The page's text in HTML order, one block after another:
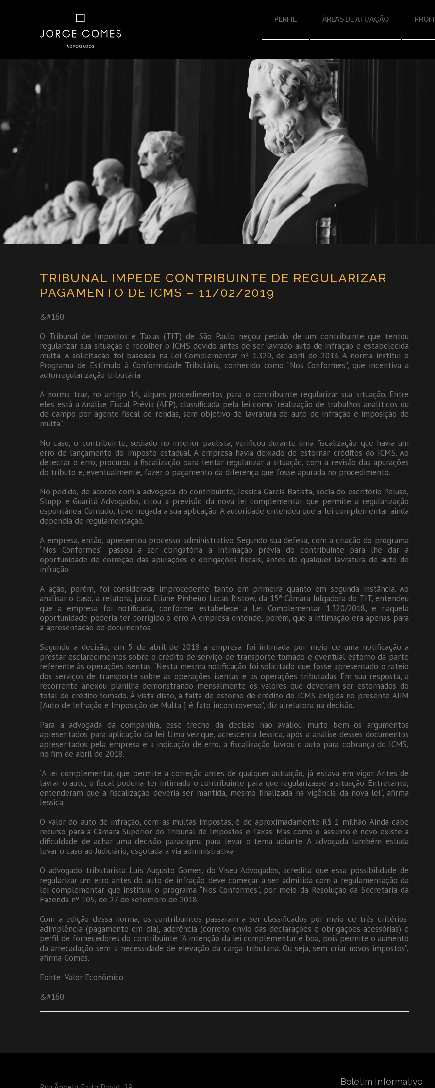
PERFIL ÁREAS DE ATUAÇÃO
TRIBUNAL IMPEDE CONTRIBUINTE DE REGULARIZAR
PAGAMENTO DE ICMS – 11/02/2019
&#160
O Tribunal de Impostos e Taxas (TIT) de São Paulo negou pedido de um contribuinte que tentou
regularizar sua situação e recolher o ICMS devido antes de ser lavrado auto de infração e estabelecida
multa. A solicitação foi baseada na Lei Complementar nº 1.320, de abril de 2018. A norma institui o
Programa de Estímulo à Conformidade Tributária, conhecido como “Nos Conformes”, que incentiva a
autorregularização tributária.
A norma traz, no artigo 14, alguns procedimentos para o contribuinte regularizar sua situação. Entre
eles está a Análise Fiscal Prévia (AFP), classificada pela lei como “realização de trabalhos analíticos ou
de campo por agente fiscal de rendas, sem objetivo de lavratura de auto de infração e imposição de
multa”.
No caso, o contribuinte, sediado no interior paulista, verificou durante uma fiscalização que havia um
erro de lançamento do imposto estadual. A empresa havia deixado de estornar créditos do ICMS. Ao
detectar o erro, procurou a fiscalização para tentar regularizar a situação, com a revisão das apurações
do tributo e, eventualmente, fazer o pagamento da diferença que fosse apurada no procedimento.
No pedido, de acordo com a advogada do contribuinte, Jessica Garcia Batista, sócia do escritório Peluso,
Stupp e Guaritá Advogados, citou a previsão da nova lei complementar que permite a regularização
espontânea. Contudo, teve negada a sua aplicação. A autoridade entendeu que a lei complementar ainda
dependia de regulamentação.
A empresa, então, apresentou processo administrativo. Segundo sua defesa, com a criação do programa
“Nos Conformes” passou a ser obrigatória a intimação prévia do contribuinte para lhe dar a
oportunidade de correção das apurações e obrigações fiscais, antes de qualquer lavratura de auto de
infração.
A ação, porém, foi considerada improcedente tanto em primeira quanto em segunda instância. Ao
analisar o caso, a relatora, juíza Eliane Pinheiro Lucas Ristow, da 15ª Câmara Julgadora do TIT, entendeu
que a empresa foi notificada, conforme estabelece a Lei Complementar 1.320/2018, e naquela
oportunidade poderia ter corrigido o erro. A empresa entende, porém, que a intimação era apenas para
a apresentação de documentos.
Segundo a decisão, em 5 de abril de 2018 a empresa foi intimada por meio de uma notificação a
prestar esclarecimentos sobre o crédito de serviço de transporte tomado e eventual estorno da parte
referente às operações isentas. “Nesta mesma notificação foi solicitado que fosse apresentado o rateio
dos serviços de transporte sobre as operações isentas e as operações tributadas. Em sua resposta, a
recorrente anexou planilha demonstrando mensalmente os valores que deveriam ser estornados do
total do crédito tomado. À vista disto, a falta de estorno de crédito do ICMS exigida no presente AIIM
[Auto de Infração e Imposição de Multa ] é fato incontroverso”, diz a relatora na decisão.
Para a advogada da companhia, esse trecho da decisão não avaliou muito bem os argumentos
apresentados para aplicação da lei. Uma vez que, acrescenta Jessica, após a análise desses documentos
apresentados pela empresa e a indicação de erro, a fiscalização lavrou o auto para cobrança do ICMS,
no fim de abril de 2018.
“A lei complementar, que permite a correção antes de qualquer autuação, já estava em vigor. Antes de
lavrar o auto, o fiscal poderia ter intimado o contribuinte para que regularizasse a situação. Entretanto,
entenderam que a fiscalização deveria ser mantida, mesmo finalizada na vigência da nova lei”, afirma
Jessica.
O valor do auto de infração, com as multas impostas, é de aproximadamente R$ 1 milhão. Ainda cabe
recurso para a Câmara Superior do Tribunal de Impostos e Taxas. Mas como o assunto é novo existe a
dificuldade de achar uma decisão paradigma para levar o tema adiante. A advogada também estuda
levar o caso ao Judiciário, esgotada a via administrativa.
O advogado tributarista Luís Augusto Gomes, do Viseu Advogados, acredita que essa possibilidade de
regularizar um erro antes do auto de infração deve começar a ser admitida com a regulamentação da
lei complementar que instituiu o programa “Nos Conformes”, por meio da Resolução da Secretaria da
Fazenda nº 105, de 27 de setembro de 2018.
Com a edição dessa norma, os contribuintes passaram a ser classificados por meio de três critérios:
adimplência (pagamento em dia), aderência (correto envio das declarações e obrigações acessórias) e
perfil de fornecedores do contribuinte. “A intenção da lei complementar é boa, pois permite o aumento
da arrecadação sem a necessidade de elevação da carga tributária. Ou seja, sem criar novos impostos”,
afirma Gomes.
Fonte: Valor Econômico
&#160
Boletim Informativo